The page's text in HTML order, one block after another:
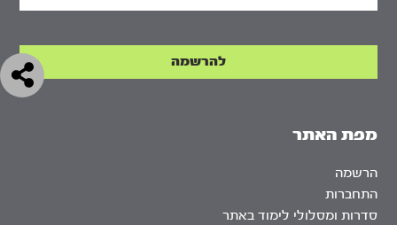
מפת האתר
הרשמה
התחברות
סדרות ומסלולי לימוד באתר